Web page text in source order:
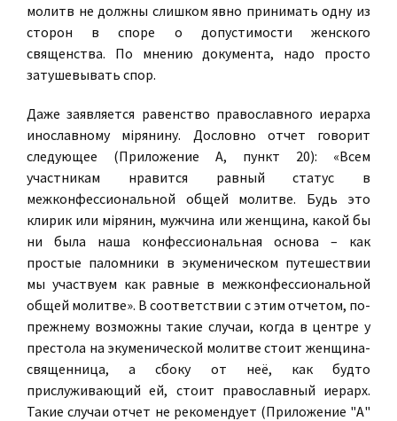
молитв не должны слишком явно принимать одну из
сторон в споре о допустимости женского
священства. По мнению документа, надо просто
затушевывать спор.
Даже заявляется равенство православного иeрарха
инославному мiрянину. Дословно отчет говорит
следующее (Приложение А, пункт 20): «Всем
участникам нравится равный статус в
межконфессиональной общей молитве. Будь это
клирик или мiрянин, мужчина или женщина, какой бы
ни была наша конфессиональная основа – как
простые паломники в экуменическом путешествии
мы участвуем как равные в межконфессиональной
общей молитве». В соответствии с этим отчетом, по-
прежнему возможны такие случаи, когда в центре у
престола на экуменической молитве стоит женщина-
священница, а сбоку от неё, как будто
прислуживающий ей, стоит православный иepapx.
Taкиe случаи отчет не рекомендует (Приложение "А"